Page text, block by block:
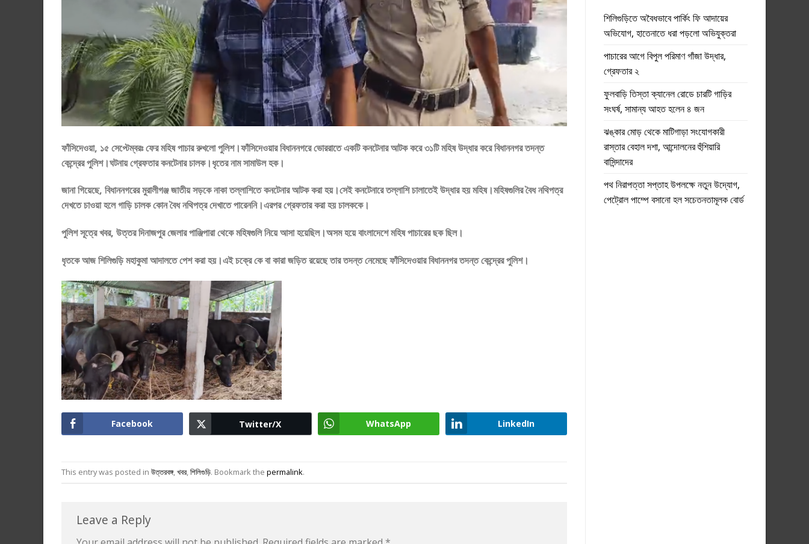
ফাঁসিদেওয়া, ১৫ সেপ্টেম্বরঃ ফের মহিষ পাচার রুখলো পুলিশ।ফাঁসিদেওয়ার বিধাননগরে ভোররাতে একটি কনটেনার আটক করে ৩১টি মহিষ উদ্ধার করে বিধাননগর তদন্ত
কেন্দ্রের পুলিশ।ঘটনায় গ্রেফতার কনটেনার চালক।ধৃতের নাম সামাউল হক।
জানা গিয়েছে, বিধাননগরের মুরালীগঞ্জ জাতীয় সড়কে নাকা তল্লাশিতে কনটেনার আটক করা হয়।সেই কনটেনারে তল্লাশি চালাতেই উদ্ধার হয় মহিষ।মহিষগুলির বৈধ নথিপত্র
দেখতে চাওয়া হলে গাড়ি চালক কোন বৈধ নথিপত্র দেখাতে পারেননি।এরপর গ্রেফতার করা হয় চালককে।
পুলিশ সূত্রে খবর, উত্তর দিনাজপুর জেলার পাঞ্জিপারা থেকে মহিষগুলি নিয়ে আসা হয়েছিল।অসম হয়ে বাংলাদেশে মহিষ পাচারের ছক ছিল।
ধৃতকে আজ শিলিগুড়ি মহাকুমা আদালতে পেশ করা হয়।এই চক্রে কে বা কারা জড়িত রয়েছে তার তদন্ত নেমেছে ফাঁসিদেওয়ার বিধাননগর তদন্ত কেন্দ্রের পুলিশ।
Facebook Twitter/X WhatsApp LinkedIn
This entry was posted in উত্তরবঙ্গ,খবর,শিলিগুড়ি. Bookmark the permalink.
Leave a Reply
শিলিগুড়িতে অবৈধভাবে পার্কিং ফি আদায়ের
অভিযোগ, হাতেনাতে ধরা পড়লো অভিযুক্তরা
পাচারের আগে বিপুল পরিমাণ গাঁজা উদ্ধার,
গ্রেফতার ২
ফুলবাড়ি তিস্তা ক্যানেল রোডে চারটি গাড়ির
সংঘর্ষ, সামান্য আহত হলেন ৪ জন
ঝঙ্কার মোড় থেকে মাটিগাড়া সংযোগকারী
রাস্তার বেহাল দশা, আন্দোলনের হুঁশিয়ারি
বাসিন্দাদের
পথ নিরাপত্তা সপ্তাহ উপলক্ষে নতুন উদ্যোগ,
পেট্রোল পাম্পে বসানো হল সচেতনতামূলক বোর্ড